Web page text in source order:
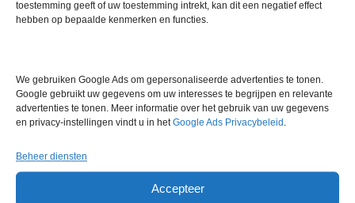
toestemming geeft of uw toestemming intrekt, kan dit een negatief effect
hebben op bepaalde kenmerken en functies.
We gebruiken Google Ads om gepersonaliseerde advertenties te tonen.
Google gebruikt uw gegevens om uw interesses te begrijpen en relevante
advertenties te tonen. Meer informatie over het gebruik van uw gegevens
en privacy-instellingen vindt u in hetGoogle Ads Privacybeleid .
Beheer diensten
Accepteer
Merk New Brunswick Scientific